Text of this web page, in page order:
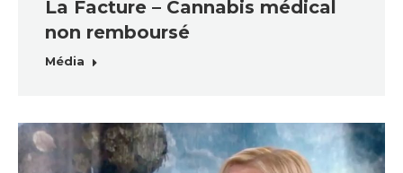
La Facture – Cannabis médical
non remboursé
Média